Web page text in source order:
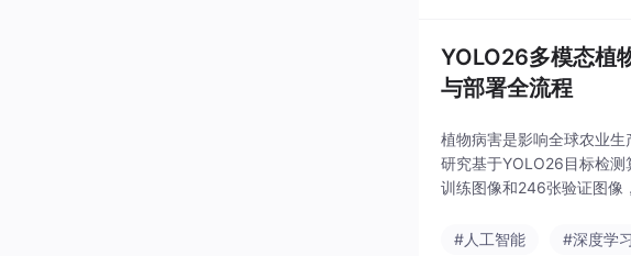
YOLO26多模态植
与部署全流程
植物病害是影响全球农业
研究基于YOLO26目标检
训练图像和246张验证图像
含30个类
#人工智能 #深度学习